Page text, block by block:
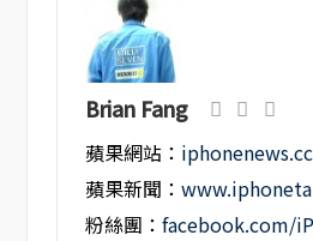
Brian Fang
蘋果網站： iphonenews.cc
蘋果新聞：
粉絲團：facebook.com/